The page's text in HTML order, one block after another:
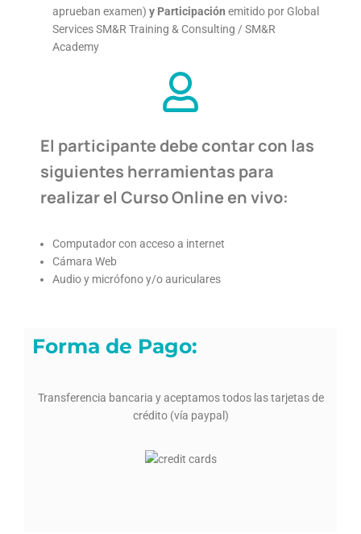
aprueban examen) y Participación emitido por Global
Services SM&R Training & Consulting / SM&R
Academy
El participante debe contar con las
siguientes herramientas para
realizar el Curso Online en vivo:
Computador con acceso a internet
Cámara Web
Audio y micrófono y/o auriculares
Forma de Pago:
Transferencia bancaria y aceptamos todos las tarjetas de
crédito (vía paypal)